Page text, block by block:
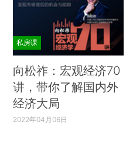
私房课
向松祚：宏观经济70
讲，带你了解国内外
经济大局
2022年04月06日